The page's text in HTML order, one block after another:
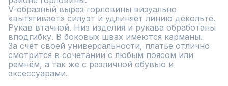
V-образный вырез горловины визуально
«вытягивает» силуэт и удлиняет линию декольте.
Рукав втачной. Низ изделия и рукава обработаны
вподгибку. В боковых швах имеются карманы.
За счёт своей универсальности, платье отлично
смотрится в сочетании с любым поясом или
ремнём, а так же с различной обувью и
аксессуарами.